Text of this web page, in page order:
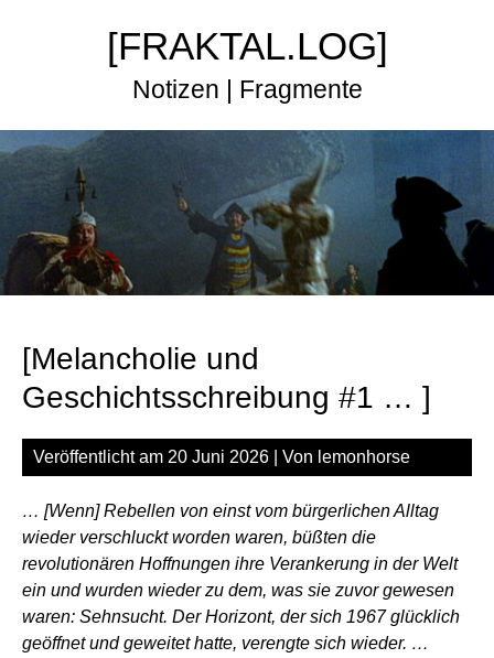
[FRAKTAL.LOG]
Notizen | Fragmente
[Melancholie und
Geschichtsschreibung #1 … ]
Veröffentlicht am 20 Juni 2026 | Von lemonhorse
… [Wenn] Rebellen von einst vom bürgerlichen Alltag
wieder verschluckt worden waren, büßten die
revolutionären Hoffnungen ihre Verankerung in der Welt
ein und wurden wieder zu dem, was sie zuvor gewesen
waren: Sehnsucht. Der Horizont, der sich 1967 glücklich
geöffnet und geweitet hatte, verengte sich wieder. …